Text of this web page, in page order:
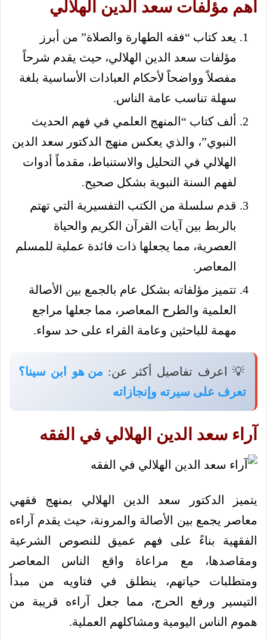
أهم مؤلفات سعد الدين الهلالي
يعد كتاب “فقه الطهارة والصلاة” من أبرز
مؤلفات سعد الدين الهلالي، حيث يقدم شرحاً
مفصلاً وواضحاً لأحكام العبادات الأساسية بلغة
سهلة تناسب عامة الناس.
ألف كتاب “المنهج العلمي في فهم الحديث
النبوي”، والذي يعكس منهج الدكتور سعد الدين
الهلالي في التحليل والاستنباط، مقدماً أدوات
لفهم السنة النبوية بشكل صحيح.
قدم سلسلة من الكتب التفسيرية التي تهتم
بالربط بين آيات القرآن الكريم والحياة
العصرية، مما يجعلها ذات فائدة عملية للمسلم
المعاصر.
تتميز مؤلفاته بشكل عام بالجمع بين الأصالة
العلمية والطرح المعاصر، مما جعلها مراجع
مهمة للباحثين وعامة القراء على حد سواء.
💡 اعرف تفاصيل أكثر عن: من هو ابن سينا؟
تعرف على سيرته وإنجازاته
آراء سعد الدين الهلالي في الفقه
يتميز الدكتور سعد الدين الهلالي بمنهج فقهي
معاصر يجمع بين الأصالة والمرونة، حيث يقدم آراءه
الفقهية بناءً على فهم عميق للنصوص الشرعية
ومقاصدها، مع مراعاة واقع الناس المعاصر
ومتطلبات حياتهم، ينطلق في فتاويه من مبدأ
التيسير ورفع الحرج، مما جعل آراءه قريبة من
هموم الناس اليومية ومشاكلهم العملية.